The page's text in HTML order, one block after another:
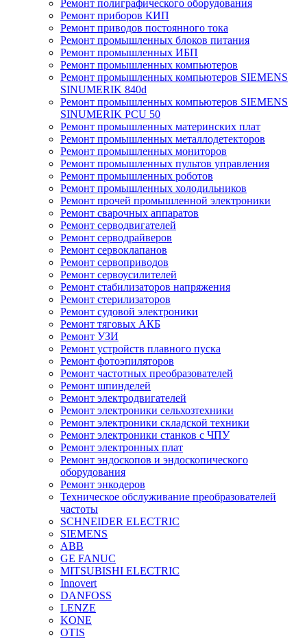
Ремонт полиграфического оборудования
Ремонт приборов КИП
Ремонт приводов постоянного тока
Ремонт промышленных блоков питания
Ремонт промышленных ИБП
Ремонт промышленных компьютеров
Ремонт промышленных компьютеров SIEMENS
SINUMERIK 840d
Ремонт промышленных компьютеров SIEMENS
SINUMERIK PCU 50
Ремонт промышленных материнских плат
Ремонт промышленных металлодетекторов
Ремонт промышленных мониторов
Ремонт промышленных пультов управления
Ремонт промышленных роботов
Ремонт промышленных холодильников
Ремонт прочей промышленной электроники
Ремонт сварочных аппаратов
Ремонт серводвигателей
Ремонт серводрайверов
Ремонт сервоклапанов
Ремонт сервоприводов
Ремонт сервоусилителей
Ремонт стабилизаторов напряжения
Ремонт стерилизаторов
Ремонт судовой электроники
Ремонт тяговых АКБ
Ремонт УЗИ
Ремонт устройств плавного пуска
Ремонт фотоэпиляторов
Ремонт частотных преобразователей
Ремонт шпинделей
Ремонт электродвигателей
Ремонт электроники сельхозтехники
Ремонт электроники складской техники
Ремонт электроники станков с ЧПУ
Ремонт электронных плат
Ремонт эндоскопов и эндоскопического
оборудования
Ремонт энкодеров
Техническое обслуживание преобразователей
частоты
SCHNEIDER ELECTRIC
SIEMENS
ABB
GE FANUC
MITSUBISHI ELECTRIC
Innovert
DANFOSS
LENZE
KONE
OTIS